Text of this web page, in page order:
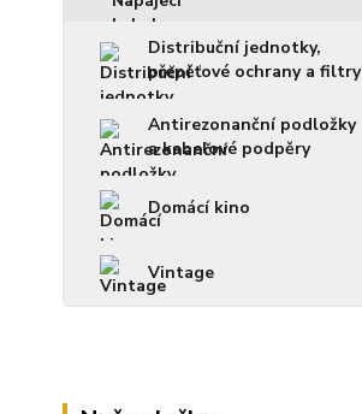
Distribuční jednotky,
přepěťové ochrany a filtry
Antirezonanční podložky
a kabelové podpěry
Domácí kino
Vintage